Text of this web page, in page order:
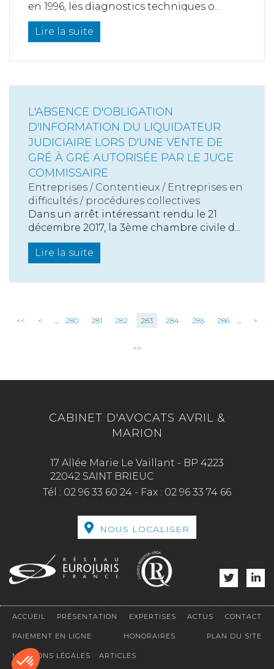
en 1996, les diagnostics techniques o...
Lire la suite
L'ABSENCE D'OBLIGATION
D'INFORMATION DU LIQUIDATEUR
JUDICIAIRE LORS D'UNE VENTE DE
GRÉ À GRÉ AUTORISÉE PAR LE JUGE
COMMISSAIRE
Entreprises / Contentieux / Entreprises en
difficultés / procédures collectives
Dans un arrêt intéressant rendu le 21
décembre 2017, la 3ème chambre civile d...
Lire la suite
<< < ... 280 281 282 283 284 285 286 ... >
>>
CABINET D'AVOCATS AVRIL &
MARION
17 Allée Marie Le Vaillant - BP 4223
22042 SAINT BRIEUC
Tél : 02 96 33 60 24 - Fax : 02 96 33 74 66
NOUS LOCALISER
ACCUEIL PRÉSENTATION EXPERTISES ACTUS CONTACT
PAIEMENT EN LIGNE HONORAIRES PLAN DU SITE
MENTIONS LÉGALES ARTICLES